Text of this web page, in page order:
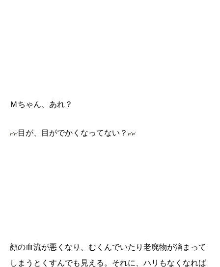
Ｍちゃん、あれ？
目が、目がでかくなってない？
顔の血流が悪くなり、むくんでいたり老廃物が溜まって
しまうとくすんでも見える。 それに、ハリもなくなれば